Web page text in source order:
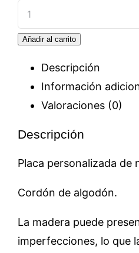
Placa
Nacimiento
cantidad
Añadir al carrito
Descripción
Información
Valoraciones (0)
Descripción
Placa personalizada de
Cordón de algodón.
La madera puede
imperfecciones, lo que